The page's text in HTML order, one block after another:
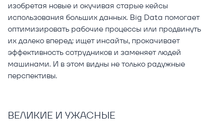
изобретая новые и окучивая старые кейсы
использования больших данных. Big Data помогает
оптимизировать рабочие процессы или продвинуть
их далеко вперед: ищет инсайты, прокачивает
эффективность сотрудников и заменяет людей
машинами. И в этом видны не только радужные
перспективы.
ВЕЛИКИЕ И УЖАСНЫЕ